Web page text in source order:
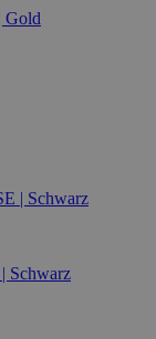
Gold
Schwarz